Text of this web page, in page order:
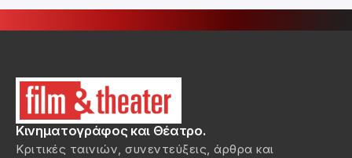
Κινηματογράφος και Θέατρο.
Κριτικές ταινιών, συνεντεύξεις, άρθρα και